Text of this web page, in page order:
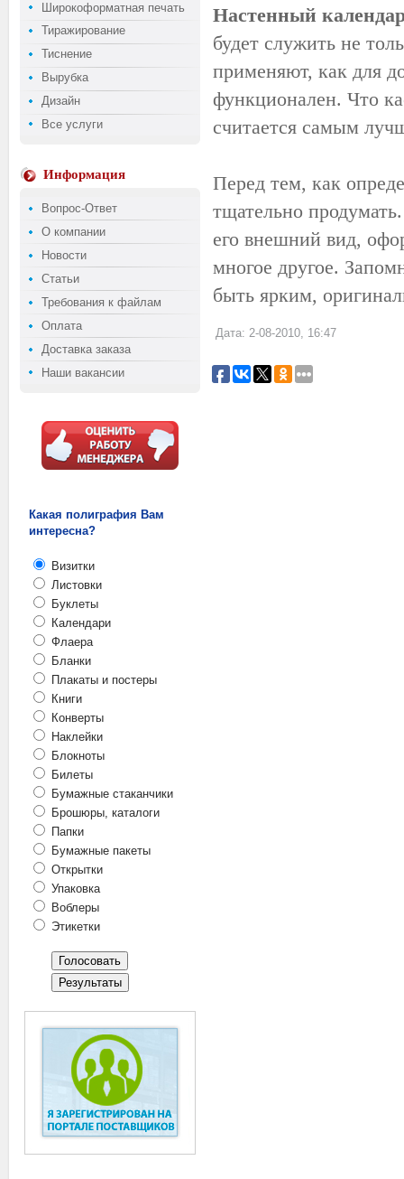
Широкоформатная печать
Тиражирование
Тиснение
Вырубка
Дизайн
Все услуги
Информация
Вопрос-Ответ
О компании
Новости
Статьи
Требования к файлам
Оплата
Доставка заказа
Наши вакансии
Какая полиграфия Вам
интересна?
Визитки
Листовки
Буклеты
Календари
Флаера
Бланки
Плакаты и постеры
Книги
Конверты
Наклейки
Блокноты
Билеты
Бумажные стаканчики
Брошюры, каталоги
Папки
Бумажные пакеты
Открытки
Упаковка
Воблеры
Этикетки
Настенный
будет служить не
применяют, как для
функционален. Что
считается самым
Перед тем, как
тщательно
его внешний вид,
многое другое.
быть ярким,
Дата: 2-08-2010, 16:47